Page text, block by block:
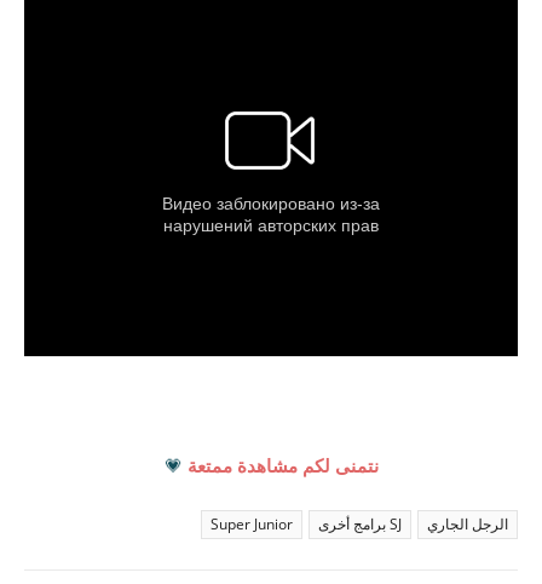
نتمنى لكم مشاهدة ممتعة 💗
الرجل الجاري SJ برامج أخرى Super Junior